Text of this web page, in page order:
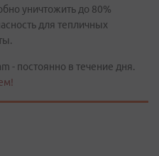
уничтожить до 80%
для тепличных
- постоянно в течение дня.